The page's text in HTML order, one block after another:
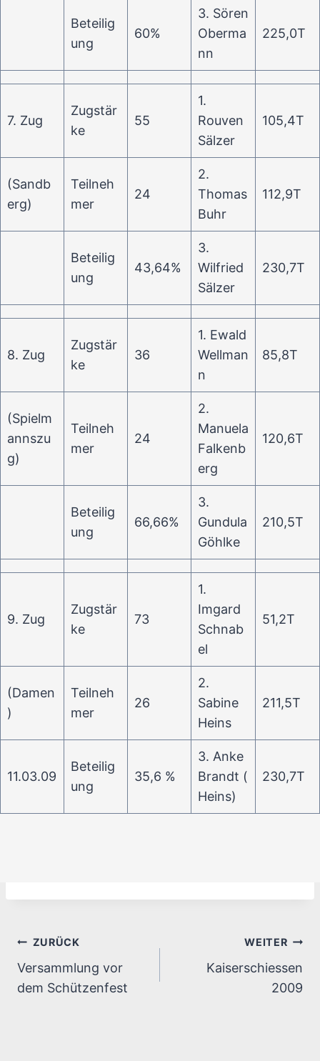
Beteilig
ung
60%
3. Sören
Oberma
nn
225,0T
7. Zug
Zugstär
ke
55
1.
Rouven
Sälzer
105,4T
(Sandb
erg)
Teilneh
mer
24
2.
Thomas
Buhr
112,9T
Beteilig
ung
43,64%
3.
Wilfried
Sälzer
230,7T
8. Zug
Zugstär
ke
36
1. Ewald
Wellman
n
85,8T
(Spielm
annszu
g)
Teilneh
mer
24
2.
Manuela
Falkenb
erg
120,6T
Beteilig
ung
66,66%
3.
Gundula
Göhlke
210,5T
9. Zug
Zugstär
ke
73
1.
Imgard
Schnab
el
51,2T
(Damen
)
Teilneh
mer
26
2.
Sabine
Heins
211,5T
11.03.09
Beteilig
ung
35,6 %
3. Anke
Brandt (
Heins)
230,7T
Beitragsnavigation
ZURÜCK
Versammlung vor
dem Schützenfest
WEITER
Kaiserschiessen
2009